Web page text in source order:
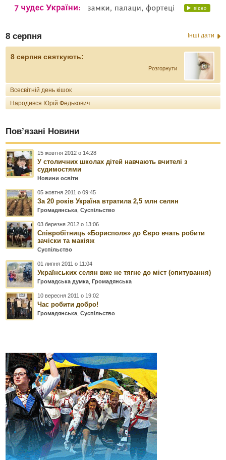
8 серпня Інші дати
8 серпня святкують:
Розгорнути
Всесвітній день кішок
Народився Юрій Федькович
Пов’язані Новини
15 жовтня 2012 о 14:28
У столичних школах дітей навчають вчителі з
судимостями
Новини освіти
05 жовтня 2011 о 09:45
За 20 років Україна втратила 2,5 млн селян
Громадянська ,Суспільство
03 березня 2012 о 13:06
Співробітниць «Борисполя» до Євро вчать робити
зачіски та макіяж
Суспільство
01 липня 2011 о 11:04
Українських селян вже не тягне до міст (опитування)
Громадська думка ,Громадянська
10 вересня 2011 о 19:02
Час робити добро!
Громадянська ,Суспільство